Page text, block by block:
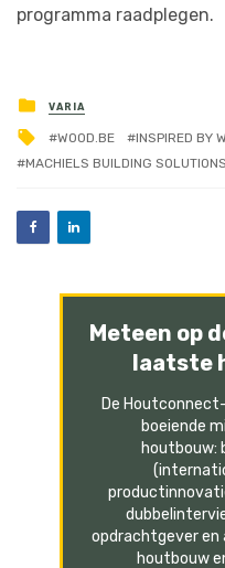
programma raadplegen.
VARIA
WOOD.BE INSPIRED BY
MACHIELS BUILDING SOLUTIONS
Meteen op
laatste
De
boeiende
houtbouw:
opdrachtgever
houtbouw